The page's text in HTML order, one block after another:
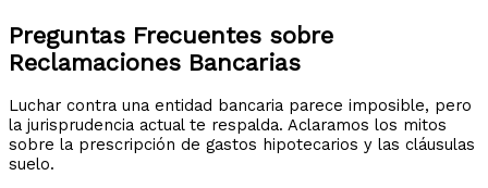
Preguntas Frecuentes sobre
Reclamaciones Bancarias
Luchar contra una entidad bancaria parece imposible, pero
la jurisprudencia actual te respalda. Aclaramos los mitos
sobre la prescripción de gastos hipotecarios y las cláusulas
suelo.